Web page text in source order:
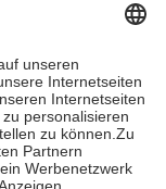
Höhe von zehn
die tatsächlichen
Apotheken.
beträgt die
Euro je